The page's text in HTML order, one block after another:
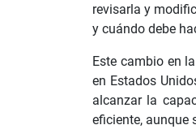
revisarla y
y cuándo debe
Este cambio en
en Estados
alcanzar la
eficiente, aunque